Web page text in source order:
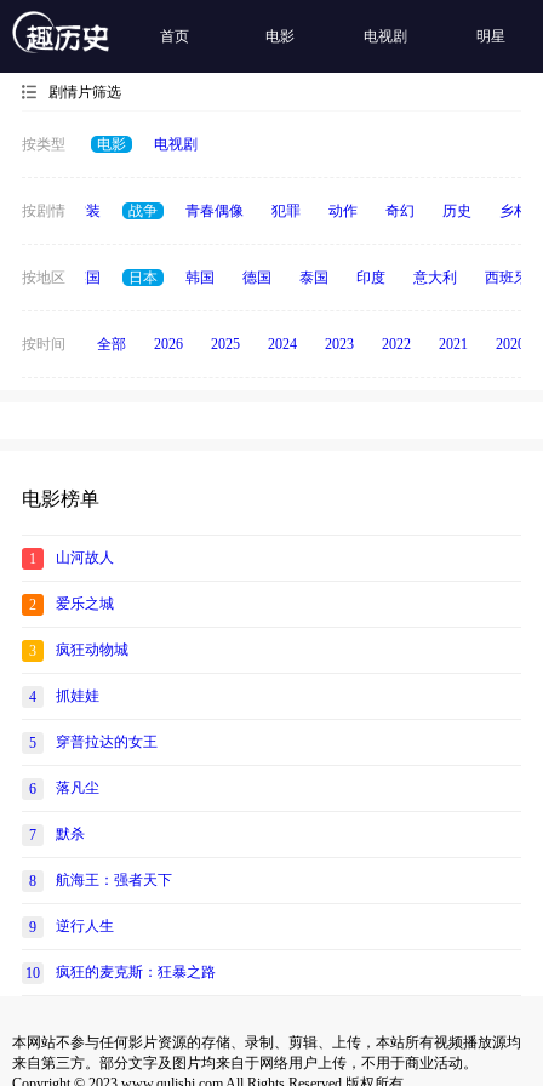
首页 电影 电视剧 明星
剧情片筛选
按类型 电影 电视剧
按剧情
惊悚 古装 战争 青春偶像 犯罪 动作 奇幻 历史 乡村
按地区
法国 英国 日本 韩国 德国 泰国 印度 意大利 西班牙
按时间 全部 2026 2025 2024 2023 2022 2021 2020
电影榜单
1 山河故人
2 爱乐之城
3 疯狂动物城
4 抓娃娃
5 穿普拉达的女王
6 落凡尘
7 默杀
8 航海王：强者天下
9 逆行人生
10 疯狂的麦克斯：狂暴之路
本网站不参与任何影片资源的存储、录制、剪辑、上传，本站所有视频播放源均
来自第三方。部分文字及图片均来自于网络用户上传，不用于商业活动。